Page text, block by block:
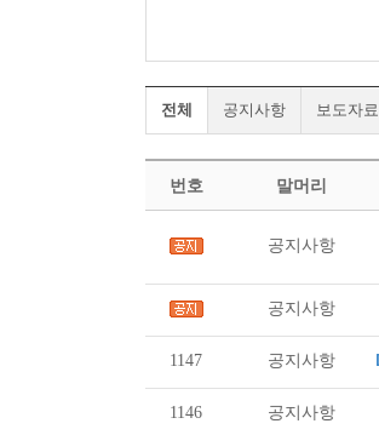
전체 공지사항 보도자료
번호 말머리
공지사항
공지사항
1147 공지사항
1146 공지사항